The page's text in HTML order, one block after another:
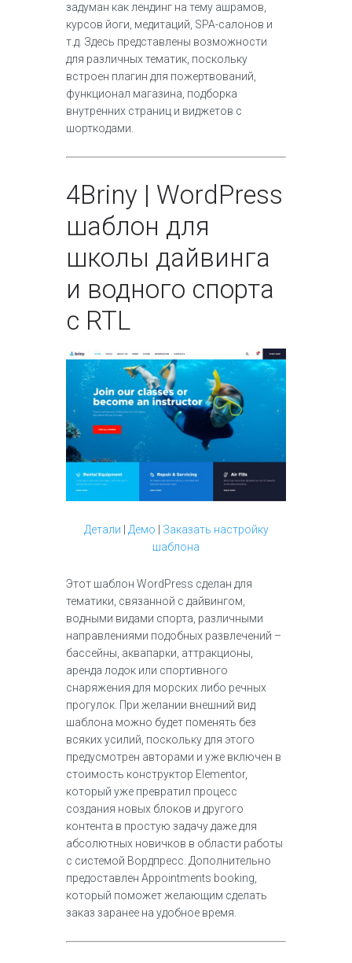
задуман как лендинг на тему ашрамов,
курсов йоги, медитаций, SPA-салонов и
т.д. Здесь представлены возможности
для различных тематик, поскольку
встроен плагин для пожертвований,
функционал магазина, подборка
внутренних страниц и виджетов с
шорткодами.
4Briny | WordPress
шаблон для
школы дайвинга
и водного спорта
с RTL
Детали Демо
Заказать настройку
шаблона
Этот шаблон WordPress сделан для
тематики, связанной с дайвингом,
водными видами спорта, различными
направлениями подобных развлечений –
бассейны, аквапарки, аттракционы,
аренда лодок или спортивного
снаряжения для морских либо речных
прогулок. При желании внешний вид
шаблона можно будет поменять без
всяких усилий, поскольку для этого
предусмотрен авторами и уже включен в
стоимость конструктор Elementor,
который уже превратил процесс
создания новых блоков и другого
контента в простую задачу даже для
абсолютных новичков в области работы
с системой Вордпресс. Дополнительно
предоставлен Appointments booking,
который поможет желающим сделать
заказ заранее на удобное время.